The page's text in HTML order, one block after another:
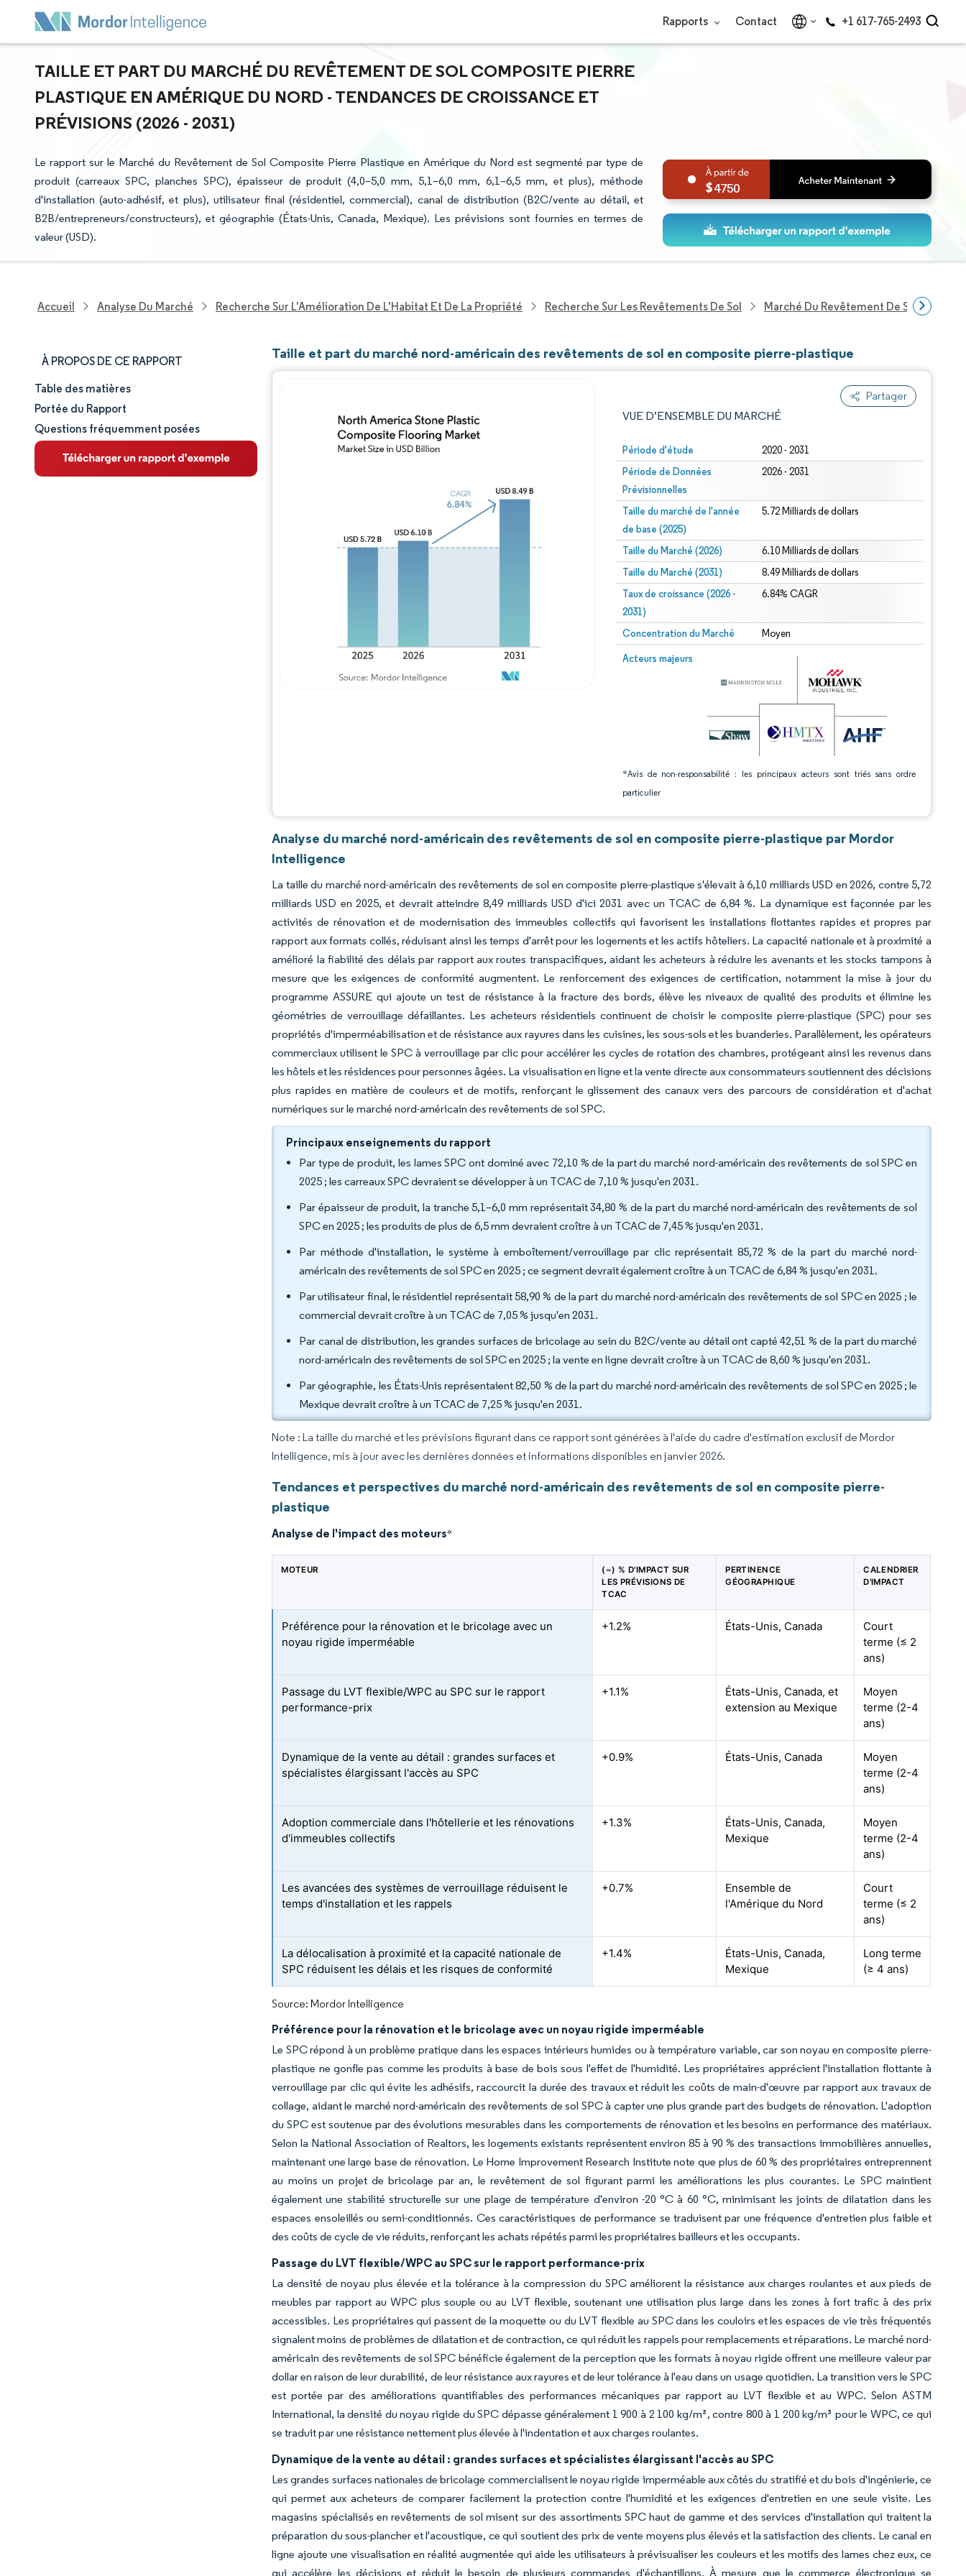
Rapports Contact +1 617-765-2493
TAILLE ET PART DU MARCHÉ DU REVÊTEMENT DE SOL COMPOSITE PIERRE
PLASTIQUE EN AMÉRIQUE DU NORD - TENDANCES DE CROISSANCE ET
PRÉVISIONS (2026 - 2031)
Le rapport sur le Marché du Revêtement de Sol Composite Pierre Plastique en Amérique du Nord est segmenté par type de
produit (carreaux SPC, planches SPC), épaisseur de produit (4,0–5,0 mm, 5,1–6,0 mm, 6,1–6,5 mm, et plus), méthode
d'installation (auto-adhésif, et plus), utilisateur final (résidentiel, commercial), canal de distribution (B2C/vente au détail, et
B2B/entrepreneurs/constructeurs), et géographie (États-Unis, Canada, Mexique). Les prévisions sont fournies en termes de
valeur (USD).
4750
Accueil Analyse Du Marché Recherche Sur L'Amélioration De L'Habitat Et De La Propriété Recherche Sur Les Revêtements De Sol Marché Du Revêtement De Sol
À PROPOS DE CE RAPPORT
Taille et part de marché
Analyse du marché
Tendances et perspectives
Table des matières
Portée du Rapport
Questions fréquemment posées
Taille et part du marché nord-américain des revêtements de sol en composite pierre-plastique
Partager
VUE D’ENSEMBLE DU MARCHÉ
Période d'étude 2020 - 2031
Période de Données
Prévisionnelles
2026 - 2031
Taille du marché de l'année
de base (2025)
5.72 Milliards de dollars
Taille du Marché (2026) 6.10 Milliards de dollars
Taille du Marché (2031) 8.49 Milliards de dollars
Taux de croissance (2026 -
2031)
6.84% CAGR
Concentration du Marché Moyen
Acteurs majeurs
*Avis de non-responsabilité : les principaux acteurs sont triés sans ordre
particulier
Image © Mordor Intelligence. La réutilisation nécessite une attribution sous CC BY 4.0.
Image © Mordor Intelligence. La réutilisation nécessite une attribution sous CC BY 4.0.
Analyse du marché nord-américain des revêtements de sol en composite pierre-plastique par Mordor
Intelligence
La taille du marché nord-américain des revêtements de sol en composite pierre-plastique s'élevait à 6,10 milliards USD en 2026, contre 5,72
milliards USD en 2025, et devrait atteindre 8,49 milliards USD d'ici 2031 avec un TCAC de 6,84 %. La dynamique est façonnée par les
activités de rénovation et de modernisation des immeubles collectifs qui favorisent les installations flottantes rapides et propres par
rapport aux formats collés, réduisant ainsi les temps d'arrêt pour les logements et les actifs hôteliers. La capacité nationale et à proximité a
amélioré la fiabilité des délais par rapport aux routes transpacifiques, aidant les acheteurs à réduire les avenants et les stocks tampons à
mesure que les exigences de conformité augmentent. Le renforcement des exigences de certification, notamment la mise à jour du
programme ASSURE qui ajoute un test de résistance à la fracture des bords, élève les niveaux de qualité des produits et élimine les
géométries de verrouillage défaillantes. Les acheteurs résidentiels continuent de choisir le composite pierre-plastique (SPC) pour ses
propriétés d'imperméabilisation et de résistance aux rayures dans les cuisines, les sous-sols et les buanderies. Parallèlement, les opérateurs
commerciaux utilisent le SPC à verrouillage par clic pour accélérer les cycles de rotation des chambres, protégeant ainsi les revenus dans
les hôtels et les résidences pour personnes âgées. La visualisation en ligne et la vente directe aux consommateurs soutiennent des décisions
plus rapides en matière de couleurs et de motifs, renforçant le glissement des canaux vers des parcours de considération et d'achat
numériques sur le marché nord-américain des revêtements de sol SPC.
Principaux enseignements du rapport
Par type de produit, les lames SPC ont dominé avec 72,10 % de la part du marché nord-américain des revêtements de sol SPC en
2025 ; les carreaux SPC devraient se développer à un TCAC de 7,10 % jusqu'en 2031.
Par épaisseur de produit, la tranche 5,1–6,0 mm représentait 34,80 % de la part du marché nord-américain des revêtements de sol
SPC en 2025 ; les produits de plus de 6,5 mm devraient croître à un TCAC de 7,45 % jusqu'en 2031.
Par méthode d'installation, le système à emboîtement/verrouillage par clic représentait 85,72 % de la part du marché nord-
américain des revêtements de sol SPC en 2025 ; ce segment devrait également croître à un TCAC de 6,84 % jusqu'en 2031.
Par utilisateur final, le résidentiel représentait 58,90 % de la part du marché nord-américain des revêtements de sol SPC en 2025 ; le
commercial devrait croître à un TCAC de 7,05 % jusqu'en 2031.
Par canal de distribution, les grandes surfaces de bricolage au sein du B2C/vente au détail ont capté 42,51 % de la part du marché
nord-américain des revêtements de sol SPC en 2025 ; la vente en ligne devrait croître à un TCAC de 8,60 % jusqu'en 2031.
Par géographie, les États-Unis représentaient 82,50 % de la part du marché nord-américain des revêtements de sol SPC en 2025 ; le
Mexique devrait croître à un TCAC de 7,25 % jusqu'en 2031.
Note : La taille du marché et les prévisions figurant dans ce rapport sont générées à l'aide du cadre d'estimation exclusif de Mordor
Intelligence, mis à jour avec les dernières données et informations disponibles en janvier 2026.
Tendances et perspectives du marché nord-américain des revêtements de sol en composite pierre-
plastique
Analyse de l'impact des moteurs*
MOTEUR
(~) % D'IMPACT SUR
LES PRÉVISIONS DE
TCAC
PERTINENCE
GÉOGRAPHIQUE
CALENDRIER
D'IMPACT
Préférence pour la rénovation et le bricolage avec un
noyau rigide imperméable
+1.2% États-Unis, Canada
Court
terme (≤ 2
ans)
Passage du LVT flexible/WPC au SPC sur le rapport
performance-prix
+1.1%
États-Unis, Canada, et
extension au Mexique
Moyen
terme (2-4
ans)
Dynamique de la vente au détail : grandes surfaces et
spécialistes élargissant l'accès au SPC
+0.9% États-Unis, Canada
Moyen
terme (2-4
ans)
Adoption commerciale dans l'hôtellerie et les rénovations
d'immeubles collectifs
+1.3%
États-Unis, Canada,
Mexique
Moyen
terme (2-4
ans)
Les avancées des systèmes de verrouillage réduisent le
temps d'installation et les rappels
+0.7%
Ensemble de
l'Amérique du Nord
Court
terme (≤ 2
ans)
La délocalisation à proximité et la capacité nationale de
SPC réduisent les délais et les risques de conformité
+1.4%
États-Unis, Canada,
Mexique
Long terme
(≥ 4 ans)
Source: Mordor Intelligence
Préférence pour la rénovation et le bricolage avec un noyau rigide imperméable
Le SPC répond à un problème pratique dans les espaces intérieurs humides ou à température variable, car son noyau en composite pierre-
plastique ne gonfle pas comme les produits à base de bois sous l'effet de l'humidité. Les propriétaires apprécient l'installation flottante à
verrouillage par clic qui évite les adhésifs, raccourcit la durée des travaux et réduit les coûts de main-d'œuvre par rapport aux travaux de
collage, aidant le marché nord-américain des revêtements de sol SPC à capter une plus grande part des budgets de rénovation. L'adoption
du SPC est soutenue par des évolutions mesurables dans les comportements de rénovation et les besoins en performance des matériaux.
Selon la National Association of Realtors, les logements existants représentent environ 85 à 90 % des transactions immobilières annuelles,
maintenant une large base de rénovation. Le Home Improvement Research Institute note que plus de 60 % des propriétaires entreprennent
au moins un projet de bricolage par an, le revêtement de sol figurant parmi les améliorations les plus courantes. Le SPC maintient
également une stabilité structurelle sur une plage de température d'environ -20 °C à 60 °C, minimisant les joints de dilatation dans les
espaces ensoleillés ou semi-conditionnés. Ces caractéristiques de performance se traduisent par une fréquence d'entretien plus faible et
des coûts de cycle de vie réduits, renforçant les achats répétés parmi les propriétaires bailleurs et les occupants.
Passage du LVT flexible/WPC au SPC sur le rapport performance-prix
La densité de noyau plus élevée et la tolérance à la compression du SPC améliorent la résistance aux charges roulantes et aux pieds de
meubles par rapport au WPC plus souple ou au LVT flexible, soutenant une utilisation plus large dans les zones à fort trafic à des prix
accessibles. Les propriétaires qui passent de la moquette ou du LVT flexible au SPC dans les couloirs et les espaces de vie très fréquentés
signalent moins de problèmes de dilatation et de contraction, ce qui réduit les rappels pour remplacements et réparations. Le marché nord-
américain des revêtements de sol SPC bénéficie également de la perception que les formats à noyau rigide offrent une meilleure valeur par
dollar en raison de leur durabilité, de leur résistance aux rayures et de leur tolérance à l'eau dans un usage quotidien. La transition vers le SPC
est portée par des améliorations quantifiables des performances mécaniques par rapport au LVT flexible et au WPC. Selon ASTM
International, la densité du noyau rigide du SPC dépasse généralement 1 900 à 2 100 kg/m³, contre 800 à 1 200 kg/m³ pour le WPC, ce qui
se traduit par une résistance nettement plus élevée à l'indentation et aux charges roulantes.
Dynamique de la vente au détail : grandes surfaces et spécialistes élargissant l'accès au SPC
Les grandes surfaces nationales de bricolage commercialisent le noyau rigide imperméable aux côtés du stratifié et du bois d'ingénierie, ce
qui permet aux acheteurs de comparer facilement la protection contre l'humidité et les exigences d'entretien en une seule visite. Les
magasins spécialisés en revêtements de sol misent sur des assortiments SPC haut de gamme et des services d'installation qui traitent la
préparation du sous-plancher et l'acoustique, ce qui soutient des prix de vente moyens plus élevés et la satisfaction des clients. Le canal en
ligne ajoute une visualisation en réalité augmentée qui aide les utilisateurs à prévisualiser les couleurs et les motifs des lames chez eux, ce
qui accélère les décisions et réduit le besoin de plusieurs commandes d'échantillons. À mesure que le commerce électronique se